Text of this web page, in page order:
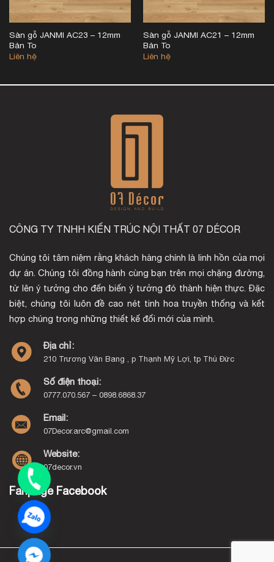
Sàn gỗ JANMI AC23 – 12mm
Bản To
Liên hệ
Sàn gỗ JANMI AC21 – 12mm
Bản To
Liên hệ
CÔNG TY TNHH KIẾN TRÚC NỘI THẤT 07 DÉCOR
Chúng tôi tâm niệm rằng khách hàng chính là linh hồn của mọi
dự án. Chúng tôi đồng hành cùng bạn trên mọi chặng đường,
từ lên ý tưởng cho đến biến ý tưởng đó thành hiện thực. Đặc
biệt, chúng tôi luôn đề cao nét tinh hoa truyền thống và kết
hợp chúng trong những thiết kế đổi mới của mình.
Địa chỉ:
210 Trương Văn Bang , p Thạnh Mỹ Lợi, tp Thủ Đức
Số điện thoại:
0777.070.567 – 0898.6868.37
Email:
07Decor.arc@gmail.com
Website:
07decor.vn
Fanpage Facebook